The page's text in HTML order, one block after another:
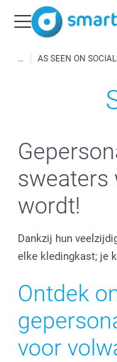
AS SEEN ON
sweaters
wordt!
Dankzij hun
elke kledingkast; je
Ontdek
voor